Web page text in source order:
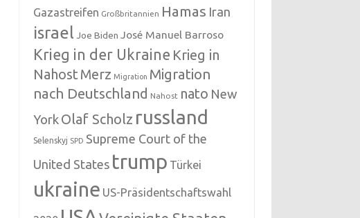
Gazastreifen Großbritannien Hamas Iran
israel Joe Biden José Manuel Barroso
Krieg in der Ukraine Krieg in
NahostMerz Migration Migration
nach Deutschland Nahost nato New
YorkOlaf Scholz russland
Selenskyj SPD Supreme Court of the
United States trump Türkei
ukraine US-Präsidentschaftswahl